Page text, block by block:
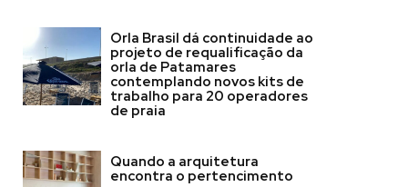
Orla Brasil dá continuidade ao
projeto de requalificação da
orla de Patamares
contemplando novos kits de
trabalho para 20 operadores
de praia
Quando a arquitetura
encontra o pertencimento